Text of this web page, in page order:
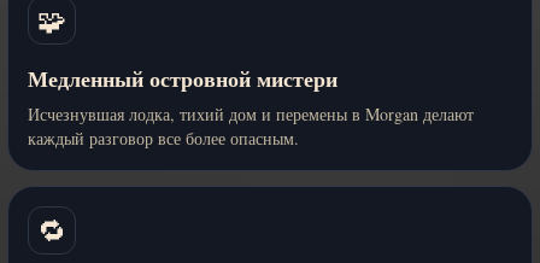
🧩
Медленный островной мистери
Исчезнувшая лодка, тихий дом и перемены в Morgan делают
каждый разговор все более опасным.
🔁